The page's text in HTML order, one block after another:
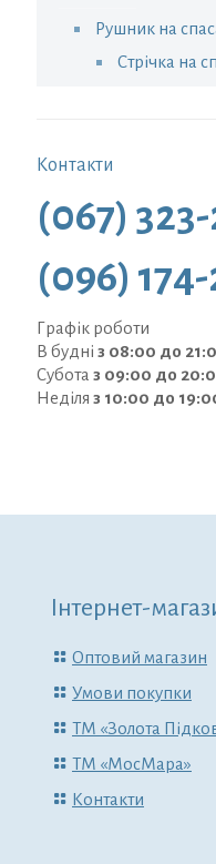
Рушник на
Стрічка на
Контакти
(067)
(096) 174-
Графік роботи
В будні з 08:00 до
Субота з 09:00 до
Неділя з 10:00 до
Інтернет-
Оптовий магазин
Умови покупки
ТМ «Золота
ТМ «МосМара»
Контакти